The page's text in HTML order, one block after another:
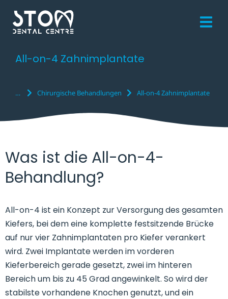
All-on-4 Zahnimplantate
Sie befinden sich hier:
Chirurgische Behandlungen All-on-4 Zahnimplantate
Was ist die All-on-4-
Behandlung?
All-on-4 ist ein Konzept zur Versorgung des gesamten
Kiefers, bei dem eine komplette festsitzende Brücke
auf nur vier Zahnimplantaten pro Kiefer verankert
wird. Zwei Implantate werden im vorderen
Kieferbereich gerade gesetzt, zwei im hinteren
Bereich um bis zu 45 Grad angewinkelt. So wird der
stabilste vorhandene Knochen genutzt, und ein